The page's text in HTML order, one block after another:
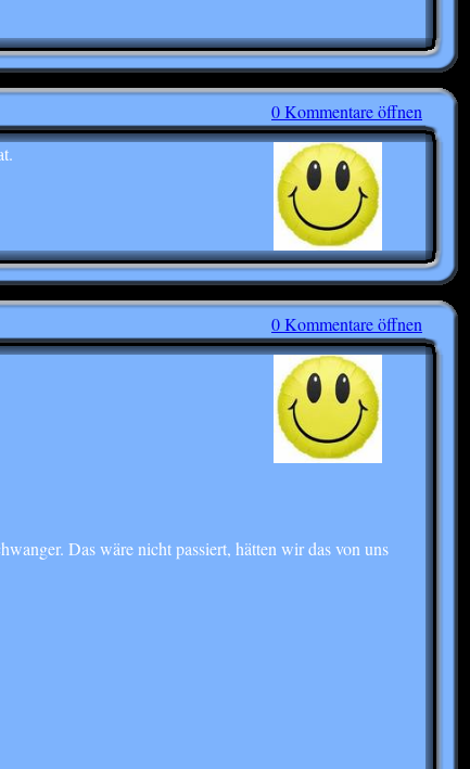
0 Kommentare öffnen
0 Kommentare öffnen
Das wäre nicht passiert, hätten wir das von uns